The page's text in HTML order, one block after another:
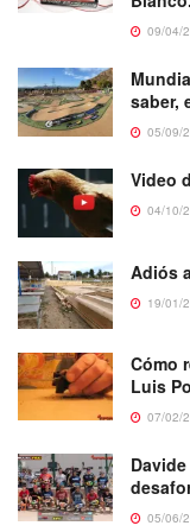
09/04/
saber,
05/09/
Video
04/10/
Adiós
19/01/
Cómo
Luis
07/02/
05/06/